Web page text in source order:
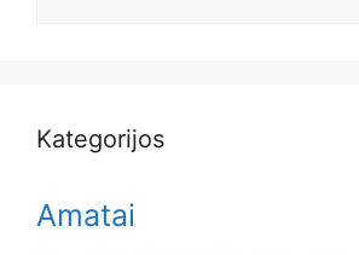
Kategorijos
Amatai